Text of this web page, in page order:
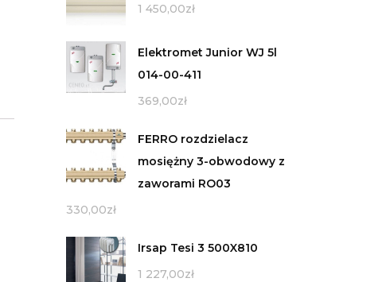
1 450,00zł
Elektromet Junior WJ 5l
014-00-411
369,00zł
FERRO rozdzielacz
mosiężny 3-obwodowy z
zaworami RO03
330,00zł
Irsap Tesi 3 500X810
1 227,00zł